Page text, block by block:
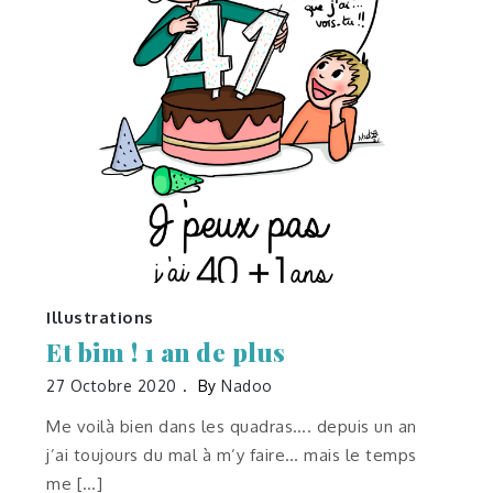
Illustrations
Et bim ! 1 an de plus
27 Octobre 2020 ByNadoo
Me voilà bien dans les quadras…. depuis un an
j’ai toujours du mal à m’y faire… mais le temps
me […]